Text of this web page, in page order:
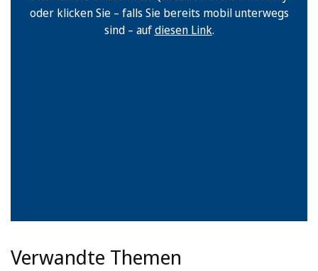
oder klicken Sie – falls Sie bereits mobil unterwegs
sind – aufdiesen Link.
Verwandte Themen